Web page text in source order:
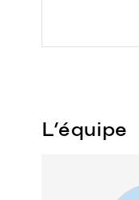
L’équipe